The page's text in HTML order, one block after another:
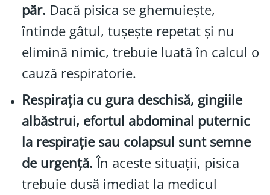
păr. Dacă pisica se ghemuiește,
întinde gâtul, tușește repetat și nu
elimină nimic, trebuie luată în calcul o
cauză respiratorie.
Respirația cu gura deschisă, gingiile
albăstrui, efortul abdominal puternic
la respirație sau colapsul sunt semne
de urgență.În aceste situații, pisica
trebuie dusă imediat la medicul